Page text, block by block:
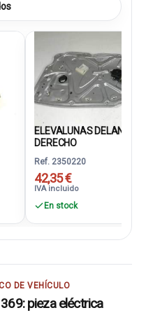
ELEVALUNAS
DERECHO
Ref. 2350220
42,35 €
IVA incluido
En stock
DE VEHÍCULO
pieza eléctrica